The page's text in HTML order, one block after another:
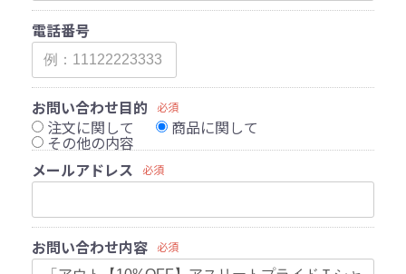
電話番号
お問い合わせ目的 必須
注文に関して 商品に関して
その他の内容
メールアドレス
必須
お問い合わせ内容 必須